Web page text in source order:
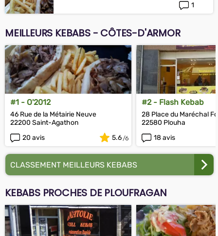
1
MEILLEURS KEBABS - CÔTES-D'ARMOR
#1 - O'2012
46 Rue de la Métairie Neuve
22200 Saint-Agathon
20 avis
5.6
#2 - Flash Kebab
28 Place du Maréchal
22580 Plouha
18 avis
CLASSEMENT MEILLEURS KEBABS
KEBABS PROCHES DE PLOUFRAGAN